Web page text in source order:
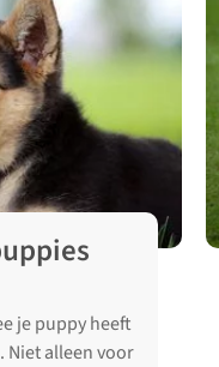
je puppy heeft
Niet alleen voor